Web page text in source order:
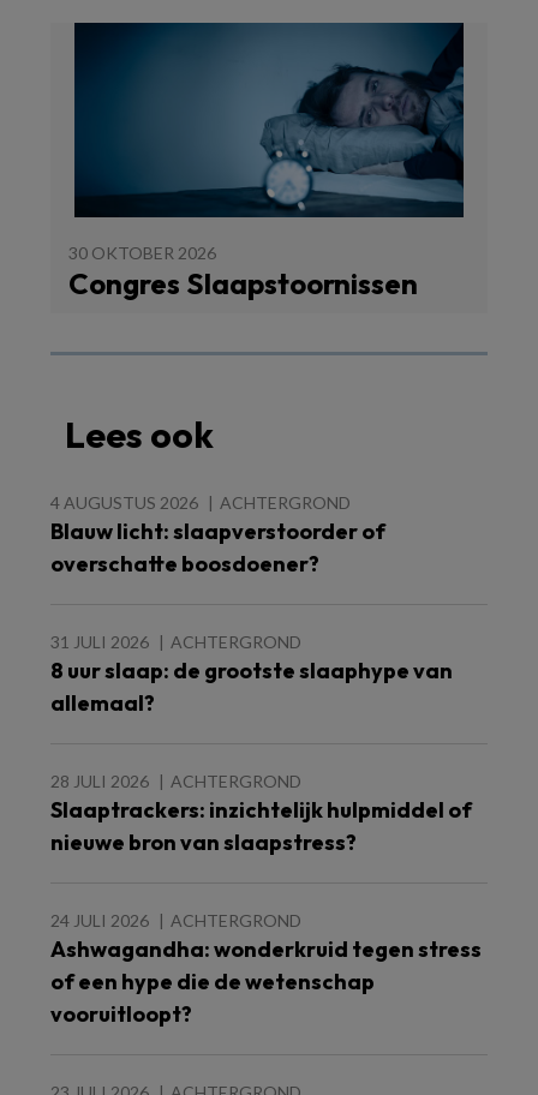
30 OKTOBER 2026
Congres Slaapstoornissen
Lees ook
4 AUGUSTUS 2026 ACHTERGROND
Blauw licht: slaapverstoorder of
overschatte boosdoener?
31 JULI 2026 ACHTERGROND
8 uur slaap: de grootste slaaphype van
allemaal?
28 JULI 2026 ACHTERGROND
Slaaptrackers: inzichtelijk hulpmiddel of
nieuwe bron van slaapstress?
24 JULI 2026 ACHTERGROND
Ashwagandha: wonderkruid tegen stress
of een hype die de wetenschap
vooruitloopt?